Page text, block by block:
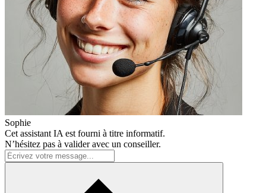
Sophie
Cet assistant IA est fourni à titre informatif.
N’hésitez pas à valider avec un conseiller.